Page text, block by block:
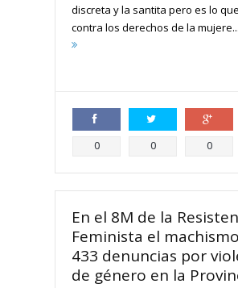
discreta y la santita pero es lo
contra los derechos de la mujere...
Compartir
0 Compartir
0 Compartir
0
En el 8M de la
Feminista el
433 denuncias por
de género en la